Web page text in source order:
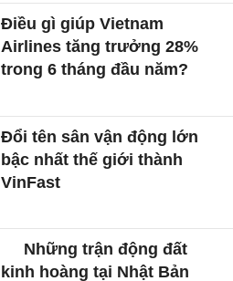
Điều gì giúp Vietnam
Airlines tăng trưởng 28%
trong 6 tháng đầu năm?
Đổi tên sân vận động lớn
bậc nhất thế giới thành
VinFast
Những trận động đất
kinh hoàng tại Nhật Bản